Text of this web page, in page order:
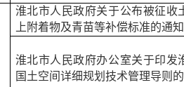
淮北市人民政府关于公布被征收
上附着物及青苗等补偿标准的通知
淮北市人民政府办公室关于印发
国土空间详细规划技术管理导则